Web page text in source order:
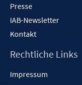
Presse
IAB-Newsletter
Kontakt
Rechtliche Links
Impressum